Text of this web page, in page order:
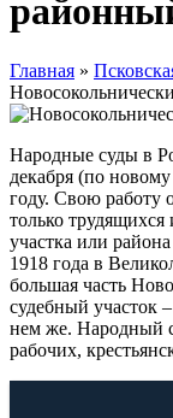
Главная »
Народные суды в
декабря (по
году. Свою работу
только трудящихся
участка или
1918 года в
большая часть
судебный участок
нем же. Народный
рабочих,